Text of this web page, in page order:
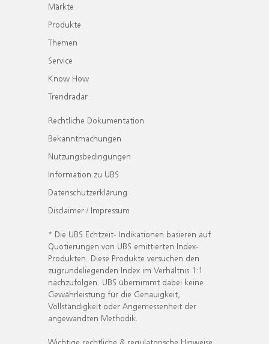
Märkte
Produkte
Themen
Service
Know How
Trendradar
Rechtliche Dokumentation
Bekanntmachungen
Nutzungsbedingungen
Information zu UBS
Datenschutzerklärung
Disclaimer / Impressum
* Die UBS Echtzeit- Indikationen basieren auf
Quotierungen von UBS emittierten Index-
Produkten. Diese Produkte versuchen den
zugrundeliegenden Index im Verhältnis 1:1
nachzufolgen. UBS übernimmt dabei keine
Gewährleistung für die Genauigkeit,
Vollständigkeit oder Angemessenheit der
angewandten Methodik.